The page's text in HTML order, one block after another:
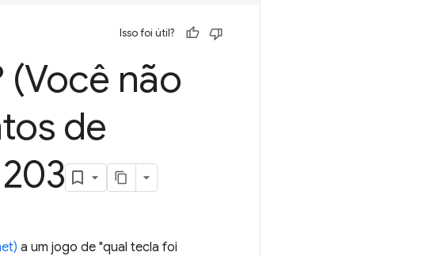
Isso foi útil?
não
de
a um jogo de "qual tecla foi